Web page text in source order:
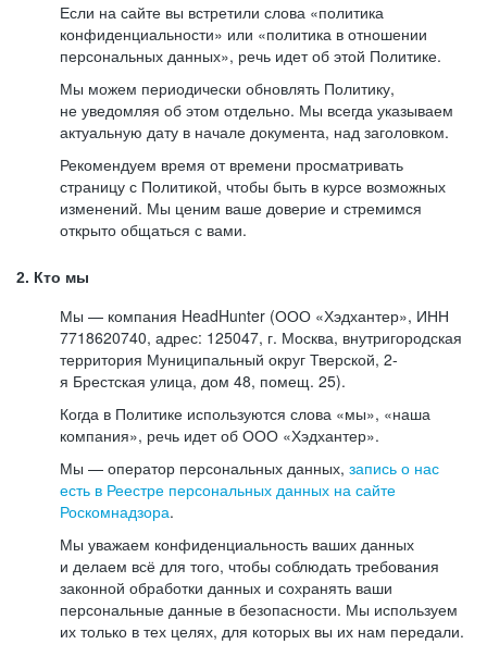
Если на сайте вы встретили слова «политика
конфиденциальности» или «политика в отношении
персональных данных», речь идет об этой Политике.
Мы можем периодически обновлять Политику,
не уведомляя об этом отдельно. Мы всегда указываем
актуальную дату в начале документа, над заголовком.
Рекомендуем время от времени просматривать
страницу с Политикой, чтобы быть в курсе возможных
изменений. Мы ценим ваше доверие и стремимся
открыто общаться с вами.
2. Кто мы
Мы — компания HeadHunter (ООО «Хэдхантер», ИНН
7718620740, адрес: 125047, г. Москва, внутригородская
территория Муниципальный округ Тверской, 2-
я Брестская улица, дом 48, помещ. 25).
Когда в Политике используются слова «мы», «наша
компания», речь идет об ООО «Хэдхантер».
Мы — оператор персональных данных, запись о нас
есть в Реестре персональных данных на сайте
Роскомнадзора.
Мы уважаем конфиденциальность ваших данных
и делаем всё для того, чтобы соблюдать требования
законной обработки данных и сохранять ваши
персональные данные в безопасности. Мы используем
их только в тех целях, для которых вы их нам передали.